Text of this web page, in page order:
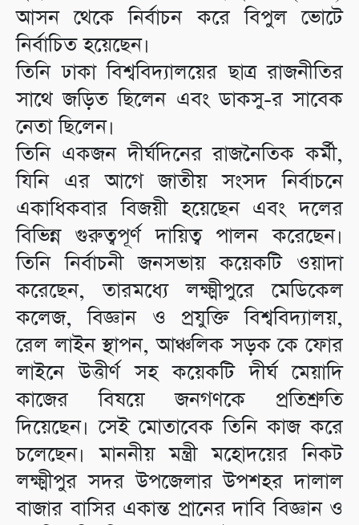
আসন থেকে নির্বাচন করে বিপুল ভোটে
নির্বাচিত হয়েছেন।
তিনি ঢাকা বিশ্ববিদ্যালয়ের ছাত্র রাজনীতির
সাথে জড়িত ছিলেন এবং ডাকসু-র সাবেক
নেতা ছিলেন।
তিনি একজন দীর্ঘদিনের রাজনৈতিক কর্মী,
যিনি এর আগে জাতীয় সংসদ নির্বাচনে
একাধিকবার বিজয়ী হয়েছেন এবং দলের
বিভিন্ন গুরুত্বপূর্ণ দায়িত্ব পালন করেছেন।
তিনি নির্বাচনী জনসভায় কয়েকটি ওয়াদা
করেছেন, তারমধ্যে লক্ষ্মীপুরে মেডিকেল
কলেজ, বিজ্ঞান ও প্রযুক্তি বিশ্ববিদ্যালয়,
রেল লাইন স্থাপন, আঞ্চলিক সড়ক কে ফোর
লাইনে উত্তীর্ণ সহ কয়েকটি দীর্ঘ মেয়াদি
কাজের বিষয়ে জনগণকে প্রতিশ্রুতি
দিয়েছেন। সেই মোতাবেক তিনি কাজ করে
চলেছেন। মাননীয় মন্ত্রী মহোদয়ের নিকট
লক্ষ্মীপুর সদর উপজেলার উপশহর দালাল
বাজার বাসির একান্ত প্রানের দাবি বিজ্ঞান ও